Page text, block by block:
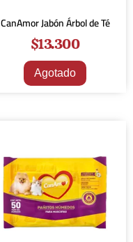
CanAmor Jabón Árbol de Té
$13.300
Agotado